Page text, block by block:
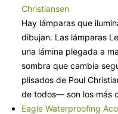
Christiansen
Hay lámparas que
dibujan. Las lámparas
una lámina plegada a
sombra que cambia
plisados de Poul
de todos— son los más
Eagle Waterproofing